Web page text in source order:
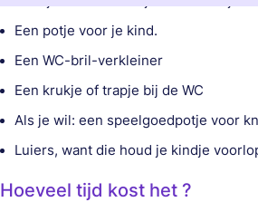
Een potje voor je kind.
Een WC-bril-verkleiner
Een krukje of trapje bij de WC
Als je wil: een speelgoedpotje voor
Luiers, want die houd je kindje
Hoeveel tijd kost het ?